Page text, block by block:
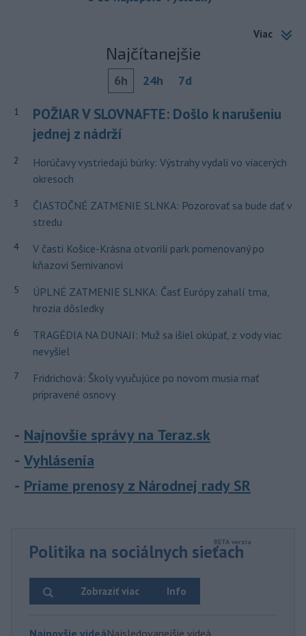
Viac
Najčítanejšie
6h 24h 7d
1
POŽIAR V SLOVNAFTE: Došlo k narušeniu
jednej z nádrží
2
Horúčavy vystriedajú búrky: Výstrahy vydali vo viacerých
okresoch
3
ČIASTOČNÉ ZATMENIE SLNKA: Pozorovať sa bude dať v
stredu
4
V časti Košice-Krásna otvorili park pomenovaný po
kňazovi Semivanovi
5
ÚPLNÉ ZATMENIE SLNKA: Časť Európy zahalí tma,
hrozia dôsledky
6
TRAGÉDIA NA DUNAJI: Muž sa išiel okúpať, z vody viac
nevyšiel
7
Fridrichová: Školy vyučujúce po novom musia mať
pripravené osnovy
Najnovšie správy na Teraz.sk
Vyhlásenia
Priame prenosy z Národnej rady SR
Politika na sociálnych sieťach
Info
Zobraziť viac
Najnovšie videáNajsledovanejšie videá